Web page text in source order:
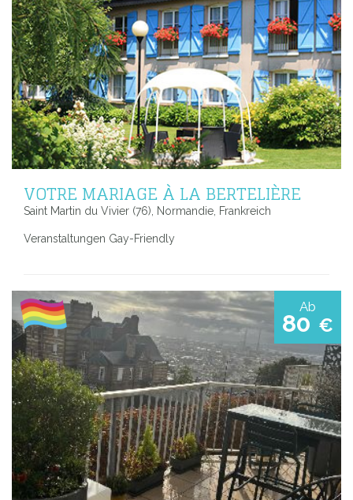
VOTRE MARIAGE À LA BERTELIÈRE
Saint Martin du Vivier (76), Normandie, Frankreich
Veranstaltungen Gay-Friendly
Ab
80 €